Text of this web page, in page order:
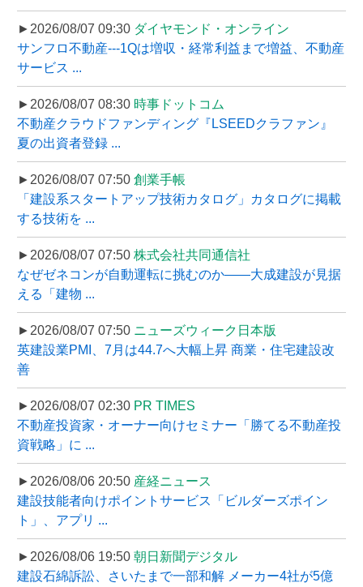
►2026/08/07 09:30 ダイヤモンド・オンライン
サンフロ不動産---1Qは増収・経常利益まで増益、不動産
サービス ...
►2026/08/07 08:30 時事ドットコム
不動産クラウドファンディング『LSEEDクラファン』
夏の出資者登録 ...
►2026/08/07 07:50 創業手帳
「建設系スタートアップ技術カタログ」カタログに掲載
する技術を ...
►2026/08/07 07:50 株式会社共同通信社
なぜゼネコンが自動運転に挑むのか――大成建設が見据
える「建物 ...
►2026/08/07 07:50 ニューズウィーク日本版
英建設業PMI、7月は44.7へ大幅上昇 商業・住宅建設改
善
►2026/08/07 02:30 PR TIMES
不動産投資家・オーナー向けセミナー「勝てる不動産投
資戦略」に ...
►2026/08/06 20:50 産経ニュース
建設技能者向けポイントサービス「ビルダーズポイン
ト」、アプリ ...
►2026/08/06 19:50 朝日新聞デジタル
建設石綿訴訟、さいたまで一部和解 メーカー4社が5億